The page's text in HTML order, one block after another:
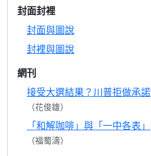
封面封裡
封面與圖說
封裡與圖說
網刊
接受大選結果？川普拒做承諾
（花俊雄）
「和解咖啡」與「一中各表」
（福蜀濤）